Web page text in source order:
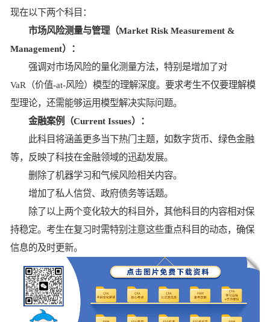
现在以下两个科目：
市场风险测量与管理（Market Risk Measurement &
Management）：
强调对市场风险的量化测量方法，特别是增加了对
VaR（价值-at-风险）模型的理解深度。要求考生不仅要理解模
型理论，还需能够运用模型解决实际问题。
金融案例（Current Issues）：
此科目将涵盖更多当下热门主题，如数字货币、绿色金融
等，反映了科技在金融领域的迅勐发展。
删除了机器学习和气候风险相关内容。
增加了私人信贷、政府债务等话题。
除了以上两个变化较大的科目外，其他科目的内容相对保
持稳定。考生在复习时需特别注意这些重点科目的动态，确保
信息的及时更新。